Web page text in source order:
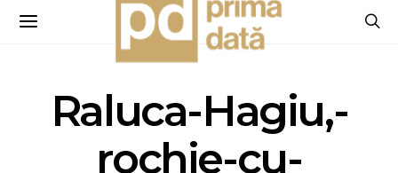
Raluca-Hagiu,-
rochie-cu-